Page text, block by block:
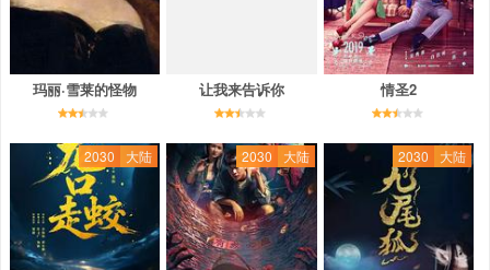
玛丽·雪莱的怪物 让我来告诉你 情圣2
2030 大陆 2030 大陆 2030 大陆